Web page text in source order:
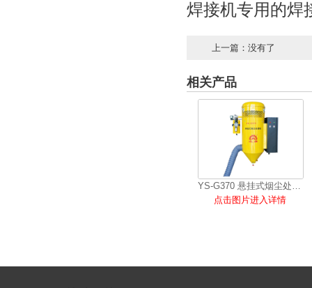
焊接机专用的焊
上一篇：没有了
相关产品
YS-G370 悬挂式烟尘处理机
点击图片进入详情